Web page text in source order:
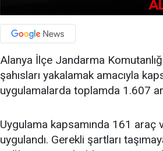
Alanya İlçe Jandarma
şahısları yakalamak amacıyla
uygulamalarda toplamda 1.607
Uygulama kapsamında 161
uygulandı. Gerekli şartları